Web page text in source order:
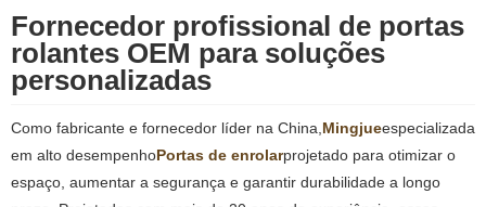
Fornecedor profissional de portas
rolantes OEM para soluções
personalizadas
Como fabricante e fornecedor líder na China, Mingjueespecializada
em alto desempenhoPortas de enrolarprojetado para otimizar o
espaço, aumentar a segurança e garantir durabilidade a longo